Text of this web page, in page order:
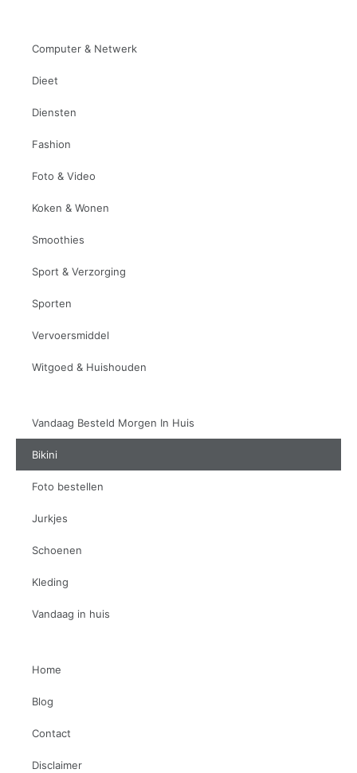
Computer & Netwerk
Dieet
Diensten
Fashion
Foto & Video
Koken & Wonen
Smoothies
Sport & Verzorging
Sporten
Vervoersmiddel
Witgoed & Huishouden
Vandaag Besteld Morgen In Huis
Bikini
Foto bestellen
Jurkjes
Schoenen
Kleding
Vandaag in huis
Home
Blog
Contact
Disclaimer